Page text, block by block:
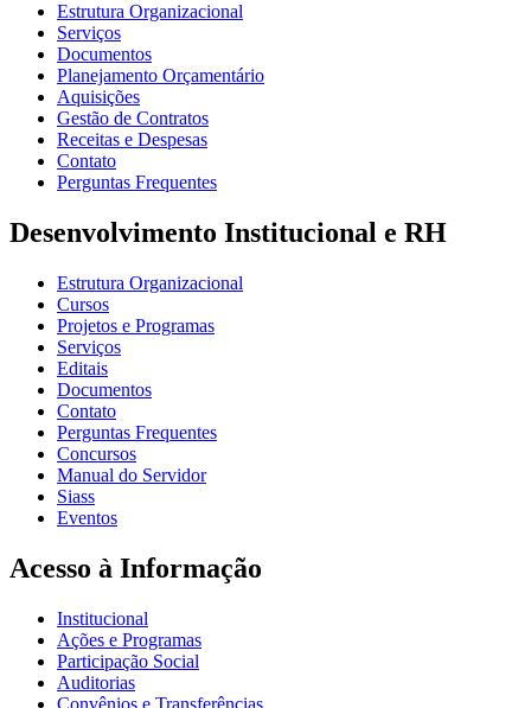
Estrutura Organizacional
Serviços
Documentos
Planejamento Orçamentário
Aquisições
Gestão de Contratos
Receitas e Despesas
Contato
Perguntas Frequentes
Desenvolvimento Institucional e RH
Estrutura Organizacional
Cursos
Projetos e Programas
Serviços
Editais
Documentos
Contato
Perguntas Frequentes
Concursos
Manual do Servidor
Siass
Eventos
Acesso à Informação
Institucional
Ações e Programas
Participação Social
Auditorias
Convênios e Transferências